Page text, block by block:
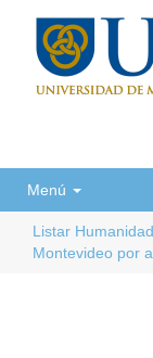
Menú
Listar
Montevideo por